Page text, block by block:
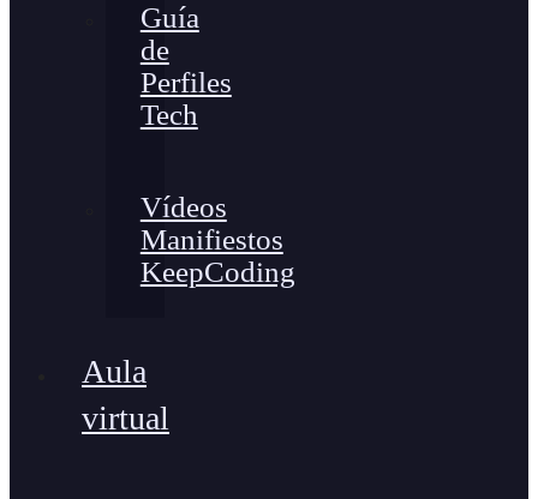
Guía
de
Perfiles
Tech
Vídeos
Manifiestos
KeepCoding
Aula
virtual